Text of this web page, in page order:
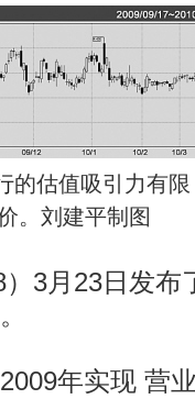
的估值吸引力有
。刘建平制图
月23日发布
年实现 营